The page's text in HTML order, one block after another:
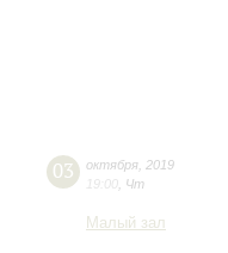
03 октября 2019
19:00 Чт
Малый зал